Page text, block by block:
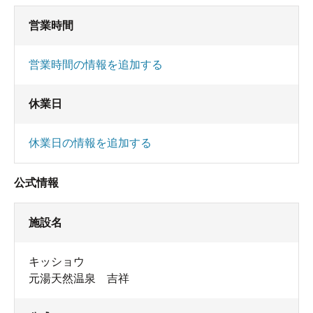
営業時間
営業時間の情報を追加する
休業日
休業日の情報を追加する
公式情報
施設名
キッショウ
元湯天然温泉 吉祥